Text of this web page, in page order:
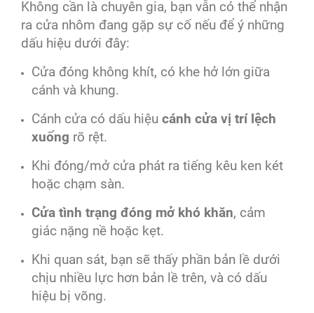
Không cần là chuyên gia, bạn vẫn có thể nhận
ra cửa nhôm đang gặp sự cố nếu để ý những
dấu hiệu dưới đây:
Cửa đóng không khít, có khe hở lớn giữa
cánh và khung.
Cánh cửa có dấu hiệu cánh cửa vị trí lệch
xuống rõ rệt.
Khi đóng/mở cửa phát ra tiếng kêu ken két
hoặc chạm sàn.
Cửa tình trạng đóng mở khó khăn, cảm
giác nặng nề hoặc kẹt.
Khi quan sát, bạn sẽ thấy phần bản lề dưới
chịu nhiều lực hơn bản lề trên, và có dấu
hiệu bị võng.